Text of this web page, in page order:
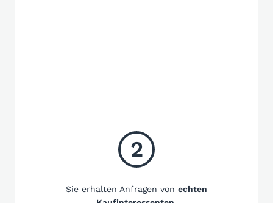
2
Sie erhalten Anfragen von echten